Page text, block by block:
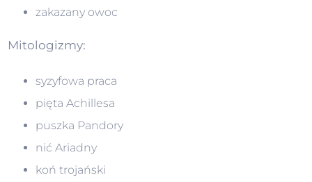
zakazany owoc
Mitologizmy:
syzyfowa praca
pięta Achillesa
puszka Pandory
nić Ariadny
koń trojański